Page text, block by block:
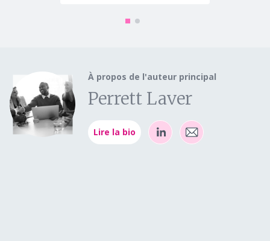
À propos de l'auteur principal
Perrett Laver
Lire la bio